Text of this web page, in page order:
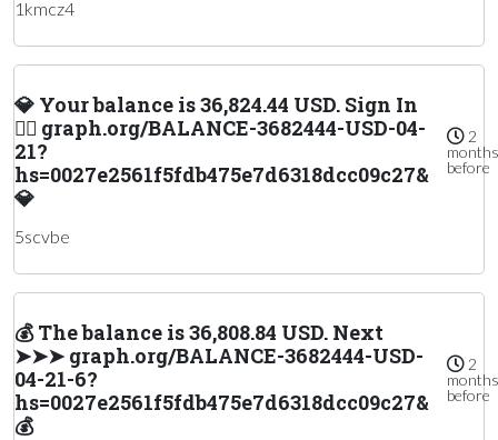
1kmcz4
💎 Your balance is 36,824.44 USD. Sign In
👉🏽 graph.org/BALANCE-3682444-USD-04-
21?
hs=0027e2561f5fdb475e7d6318dcc09c27&
💎
2
months
before
5scvbe
💰 The balance is 36,808.84 USD. Next
➤➤➤ graph.org/BALANCE-3682444-USD-
04-21-6?
hs=0027e2561f5fdb475e7d6318dcc09c27&
💰
2
months
before